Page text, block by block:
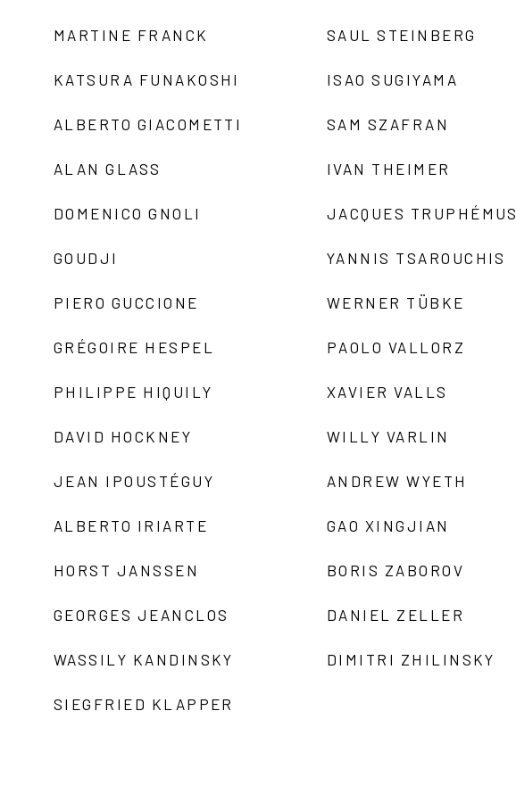
MARTINE FRANCK
KATSURA FUNAKOSHI
ALBERTO GIACOMETTI
ALAN GLASS
DOMENICO GNOLI
GOUDJI
PIERO GUCCIONE
GRÉGOIRE HESPEL
PHILIPPE HIQUILY
DAVID HOCKNEY
JEAN IPOUSTÉGUY
ALBERTO IRIARTE
HORST JANSSEN
GEORGES JEANCLOS
WASSILY KANDINSKY
SIEGFRIED KLAPPER
SAUL STEINBERG
ISAO SUGIYAMA
SAM SZAFRAN
IVAN THEIMER
JACQUES TRUPHÉMUS
YANNIS TSAROUCHIS
WERNER TÜBKE
PAOLO VALLORZ
XAVIER VALLS
WILLY VARLIN
ANDREW WYETH
GAO XINGJIAN
BORIS ZABOROV
DANIEL ZELLER
DIMITRI ZHILINSKY